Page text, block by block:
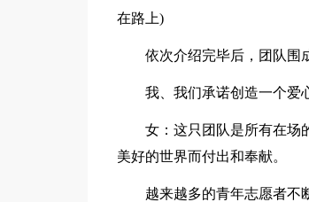
在路上)
依次介绍完毕后，团队围
我、我们承诺创造一个爱
女：这只团队是所有在场
美好的世界而付出和奉献。
越来越多的青年志愿者不